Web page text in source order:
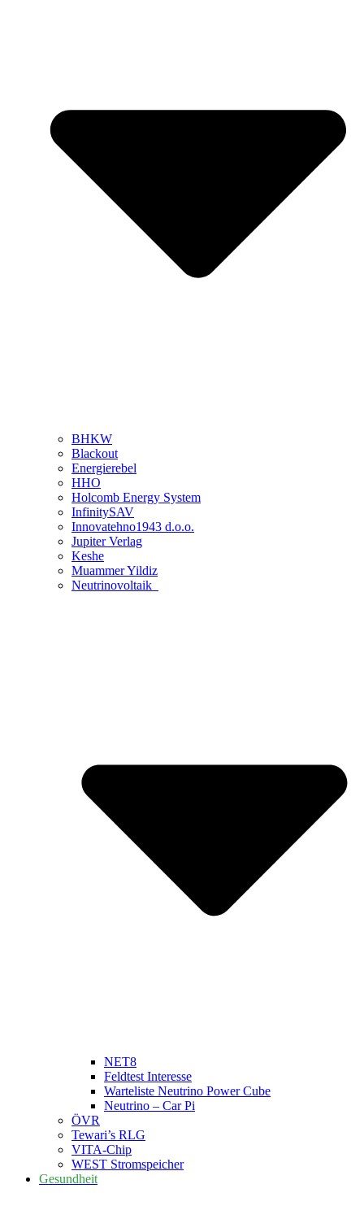
BHKW
Blackout
Energierebel
HHO
Holcomb Energy System
InfinitySAV
Innovatehno1943 d.o.o.
Jupiter Verlag
Keshe
Muammer Yildiz
Neutrinovoltaik
NET8
Feldtest Interesse
Warteliste Neutrino Power Cube
Neutrino – Car Pi
ÖVR
Tewari’s RLG
VITA-Chip
WEST Stromspeicher
Gesundheit